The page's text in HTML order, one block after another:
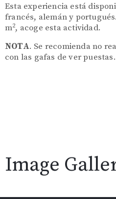
Esta experiencia está
francés, alemán y portugués.
m2, acoge esta actividad.
NOTA. Se recomienda no
con las gafas de ver puestas.
Image